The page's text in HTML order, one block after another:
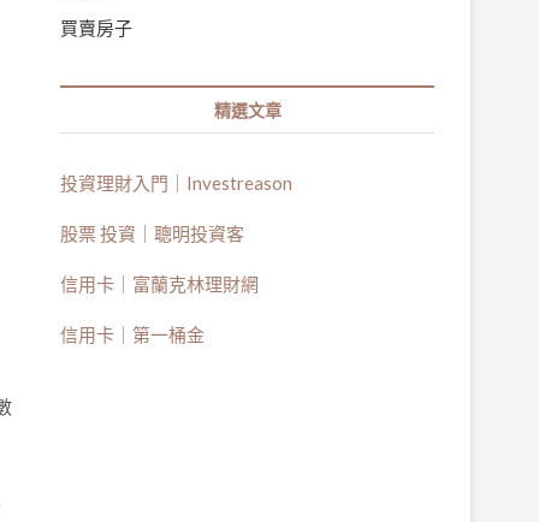
買賣房子
精選文章
投資理財入門｜Investreason
股票 投資｜聰明投資客
信用卡｜富蘭克林理財網
信用卡｜第一桶金